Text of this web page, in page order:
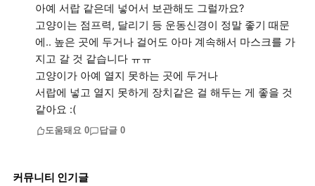
아예 서랍 같은데 넣어서 보관해도 그럴까요?
고양이는 점프력, 달리기 등 운동신경이 정말 좋기 때문
에.. 높은 곳에 두거나 걸어도 아마 계속해서 마스크를 가
지고 갈 것 같습니다 ㅠㅠ
고양이가 아예 열지 못하는 곳에 두거나
서랍에 넣고 열지 못하게 장치같은 걸 해두는 게 좋을 것
같아요 :(
도움돼요 0 답글 0
커뮤니티 인기글